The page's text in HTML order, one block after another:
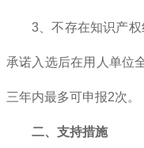
3、不存在知识产
承诺入选后在用人单位
三年内最多可申报2次。
二、支持措施